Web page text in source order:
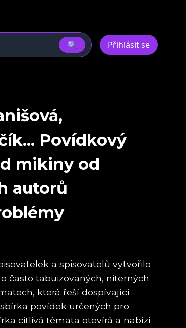
🔍 Přihlásit se
Povídkový
mikiny od
autorů
a spisovatelů vytvořilo
často tabuizovaných, niterných
která řeší dospívající
povídek určených pro
citlivá témata otevírá a nabízí